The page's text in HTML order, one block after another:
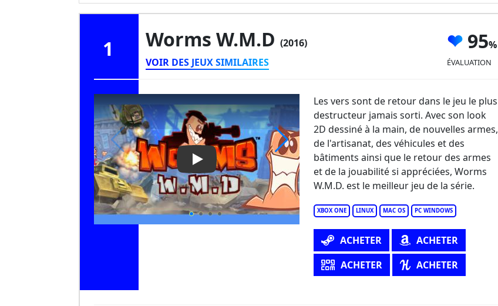
1 Worms W.M.D (2016)
VOIR DES JEUX SIMILAIRES
95
ÉVALUATION
Play Video: Worms W.M.D
XBOX ONE LINUX MAC OS PC WINDOWS
Les vers sont de retour dans le jeu le plus
destructeur jamais sorti. Avec son look
2D dessiné à la main, de nouvelles armes,
de l'artisanat, des véhicules et des
bâtiments ainsi que le retour des armes
et de la jouabilité si appréciées, Worms
W.M.D. est le meilleur jeu de la série.
ACHETER
ACHETER
ACHETER
ACHETER